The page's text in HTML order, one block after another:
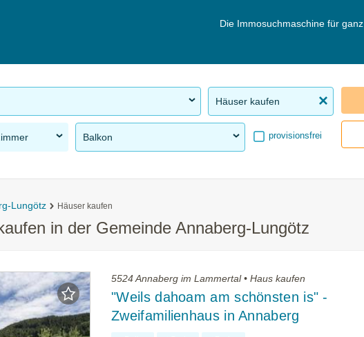
Die Immosuchmaschine für ganz
Häuser kaufen
Balkon provisionsfrei
Lungötz Häuser kaufen
in der Gemeinde Annaberg-Lungötz
5524 Annaberg im Lammertal • Haus kaufen
"Weils dahoam am schönsten is" -
Zweifamilienhaus in Annaberg